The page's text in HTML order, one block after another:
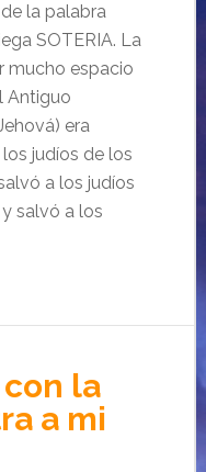
la palabra
SOTERIA. La
mucho espacio
Antiguo
era
los judíos de los
a los judíos
y salvó a los
la
a mi